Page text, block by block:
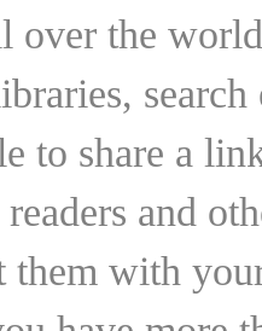
over the
to share a
readers and
them with